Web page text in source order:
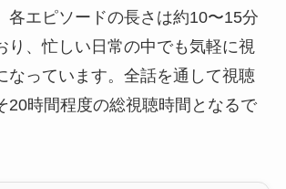
各エピソードの長さは約10〜15分
り、忙しい日常の中でも気軽に視
なっています。全話を通して視聴
20時間程度の総視聴時間となるで